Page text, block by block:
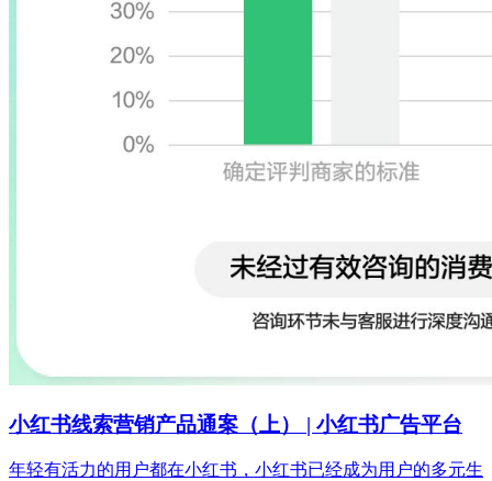
小红书线索营销产品通案（上） | 小红书广告平台
年轻有活力的用户都在小红书，小红书已经成为用户的多元生